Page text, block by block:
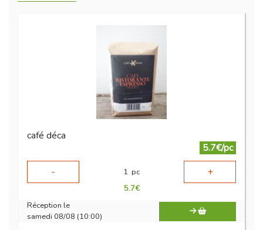
café déca
5.7€/pc
-
1 pc +
5.7€
Réception le
samedi 08/08 (10:00)